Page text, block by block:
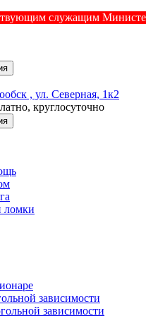
служащим
, ул. Северная, 1к2
круглосуточно
ломки
зависимости
зависимости